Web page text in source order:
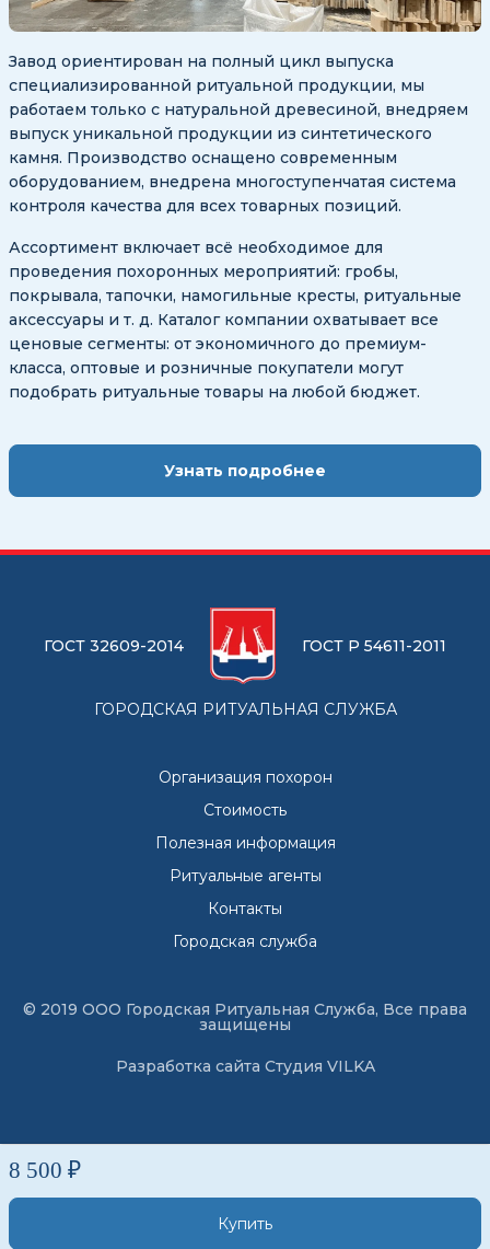
8 500 ₽
Купить
Завод ориентирован на полный цикл выпуска
специализированной ритуальной продукции, мы
работаем только с натуральной древесиной, внедряем
выпуск уникальной продукции из синтетического
камня. Производство оснащено современным
оборудованием, внедрена многоступенчатая система
контроля качества для всех товарных позиций.
Ассортимент включает всё необходимое для
проведения похоронных мероприятий: гробы,
покрывала, тапочки, намогильные кресты, ритуальные
аксессуары и т. д. Каталог компании охватывает все
ценовые сегменты: от экономичного до премиум-
класса, оптовые и розничные покупатели могут
подобрать ритуальные товары на любой бюджет.
Узнать подробнее
ГОСТ 32609-2014 ГОСТ Р 54611-2011
ГОРОДСКАЯ РИТУАЛЬНАЯ СЛУЖБА
Организация похорон
Стоимость
Полезная информация
Ритуальные агенты
Контакты
Городская служба
© 2019 ООО Городская Ритуальная Служба, Все права
защищены
Разработка сайта Студия VILKA